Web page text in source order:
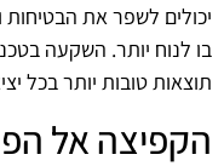
יכולים לשפר את
בו לנוח יותר. השקעה
תוצאות טובות יותר בכל
הקפיצה אל